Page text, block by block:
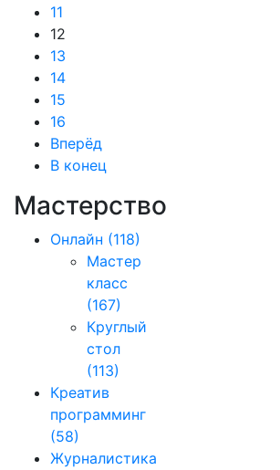
11
12
13
14
15
16
Вперёд
В конец
Мастерство
Онлайн (118)
Мастер
класс
(167)
Круглый
стол
(113)
Креатив
программинг
(58)
Журналистика